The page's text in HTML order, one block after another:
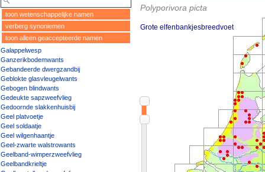
toon wetenschappelijke namen
verberg synoniemen
toon alleen geaccepteerde namen
Galappelwesp
Ganzerikbodemwants
Gebandeerde dwergzandbij
Geblokte glasvleugelwants
Gebogen blindwants
Gedeukte sapzweefvlieg
Gedoornde slakkenhuisbij
Geel platvoetje
Geel soldaatje
Geel wilgenhaantje
Geel-zwarte walstrowants
Geelband-wimperzweefvlieg
Geelbandkrieltje
Polyporivora picta
Grote elfenbankjesbreedvoet